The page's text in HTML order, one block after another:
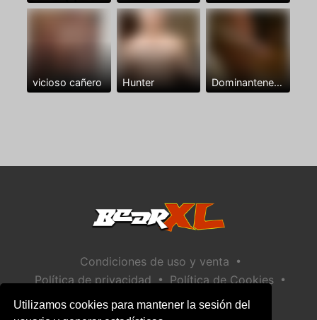
Utilizamos cookies para mantener la sesión del
vicioso cañero Hunter Dominantenegro ya
Condiciones de uso y venta •
Política de privacidad • Política de Cookies •
Política de seguridad infantil
Ayuda / Contactar